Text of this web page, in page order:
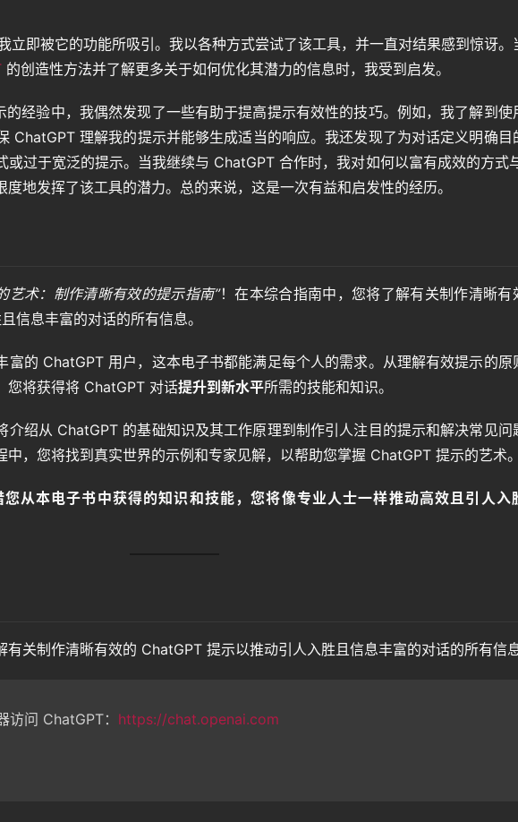
立即被它的功能所吸引。我以各种方式尝试了该工具，并一直对结果感到惊讶。
的创造性方法并了解更多关于如何优化其潜力的信息时，我受到启发。
经验中，我偶然发现了一些有助于提高提示有效性的技巧。例如，我了解到使
ChatGPT 理解我的提示并能够生成适当的响应。我还发现了为对话定义明确目
或过于宽泛的提示。当我继续与 ChatGPT 合作时，我对如何以富有成效的方式
地发挥了该工具的潜力。总的来说，这是一次有益和启发性的经历。
艺术：制作清晰有效的提示指南”！在本综合指南中，您将了解有关制作清晰有
信息丰富的对话的所有信息。
富的 ChatGPT 用户，这本电子书都能满足每个人的需求。从理解有效提示的原
您将获得将 ChatGPT 对话提升到新水平所需的技能和知识。
介绍从 ChatGPT 的基础知识及其工作原理到制作引人注目的提示和解决常见问
，您将找到真实世界的示例和专家见解，以帮助您掌握 ChatGPT 提示的艺术。
从本电子书中获得的知识和技能，您将像专业人士一样推动高效且引人入
关制作清晰有效的 ChatGPT 提示以推动引人入胜且信息丰富的对话的所有信息
访问 ChatGPT： https://chat.openai.com